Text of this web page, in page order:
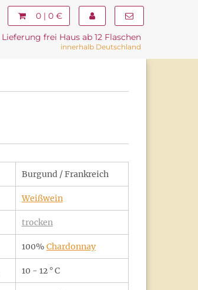
0 | 0 €
Lieferung frei Haus ab 12 Flaschen
innerhalb Deutschland
Burgund / Frankreich
Weißwein
trocken
100% Chardonnay
10 - 12 ° C